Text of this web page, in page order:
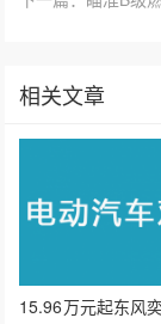
相关文章
15.96万元起东风